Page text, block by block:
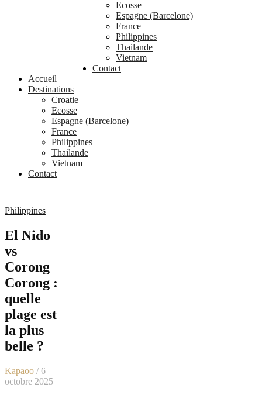
Ecosse
Espagne (Barcelone)
France
Philippines
Thailande
Vietnam
Contact
Accueil
Destinations
Croatie
Ecosse
Espagne (Barcelone)
France
Philippines
Thailande
Vietnam
Contact
Philippines
El Nido
vs
Corong
Corong :
quelle
plage est
la plus
belle ?
Kapaoo / 6
octobre 2025